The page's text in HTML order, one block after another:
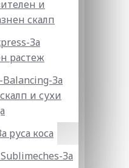
и
скалп
За
растеж
Balancing-За
и сухи
руса коса
За